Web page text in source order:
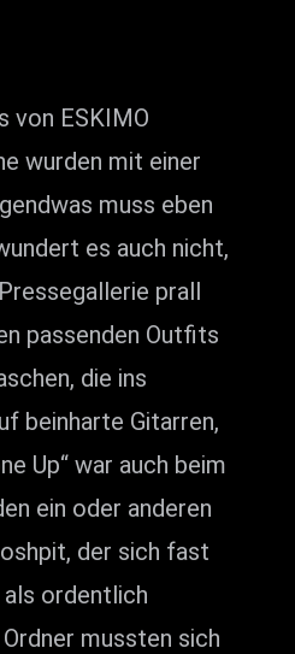
von ESKIMO
wurden mit einer
muss eben
es auch nicht,
prall
passenden Outfits
die ins
beinharte Gitarren,
Up“ war auch beim
ein oder anderen
der sich fast
ordentlich
mussten sich